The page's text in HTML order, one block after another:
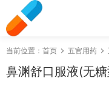
当前位置： 首页 五官用药
鼻渊舒口服液(无